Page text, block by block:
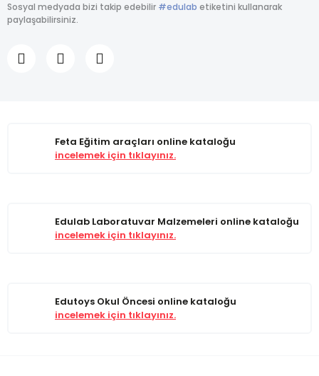
Sosyal medyada bizi takip edebilir #edulab etiketini kullanarak
paylaşabilirsiniz.
Feta Eğitim araçları online kataloğu
incelemek için tıklayınız.
Edulab Laboratuvar Malzemeleri online kataloğu
incelemek için tıklayınız.
Edutoys Okul Öncesi online kataloğu
incelemek için tıklayınız.